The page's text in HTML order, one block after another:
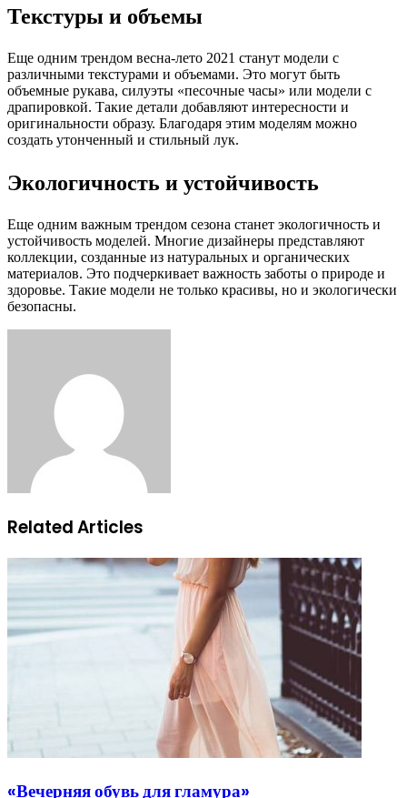
Текстуры и объемы
Еще одним трендом весна-лето 2021 станут модели с
различными текстурами и объемами. Это могут быть
объемные рукава, силуэты «песочные часы» или модели с
драпировкой. Такие детали добавляют интересности и
оригинальности образу. Благодаря этим моделям можно
создать утонченный и стильный лук.
Экологичность и устойчивость
Еще одним важным трендом сезона станет экологичность и
устойчивость моделей. Многие дизайнеры представляют
коллекции, созданные из натуральных и органических
материалов. Это подчеркивает важность заботы о природе и
здоровье. Такие модели не только красивы, но и экологически
безопасны.
Related Articles
«Вечерняя обувь для гламура»